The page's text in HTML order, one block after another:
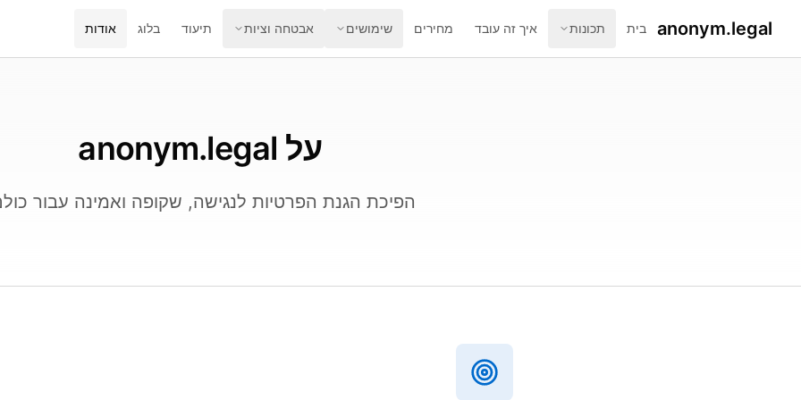
anonym.legal בית תכונות איך זה עובד מחירים שימושים אבטחה וציות תיעוד בלוג אודות
על anonym.legal
הפיכת הגנת הפרטיות לנגישה, שקופה ואמינה עבור